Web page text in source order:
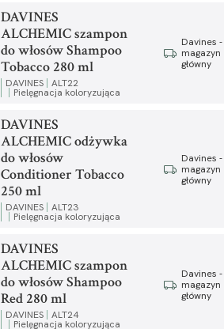
DAVINES
ALCHEMIC szampon
do włosów Shampoo
Tobacco 280 ml
DAVINES ALT22
Pielęgnacja koloryzująca
Davines -
magazyn
główny
DAVINES
ALCHEMIC odżywka
do włosów
Conditioner Tobacco
250 ml
DAVINES ALT23
Pielęgnacja koloryzująca
Davines -
magazyn
główny
DAVINES
ALCHEMIC szampon
do włosów Shampoo
Red 280 ml
DAVINES ALT24
Pielęgnacja koloryzująca
Davines -
magazyn
główny